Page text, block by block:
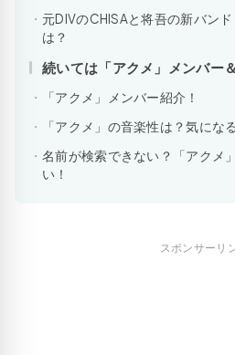
元DIVのCHISAと将吾の新バン
は？
続いては「アクメ」メンバー
「アクメ」メンバー紹介！
「アクメ」の音楽性は？気にな
名前が検索できない？「アクメ
い！
スポンサーリ